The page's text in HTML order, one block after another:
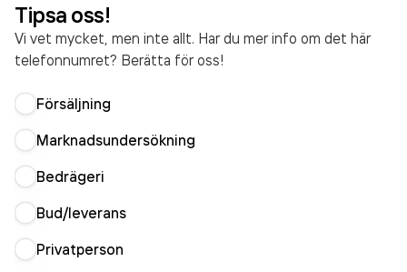
Tipsa oss!
Vi vet mycket, men inte allt. Har du mer info om det här
telefonnumret? Berätta för oss!
Försäljning
Marknadsundersökning
Bedrägeri
Bud/leverans
Privatperson